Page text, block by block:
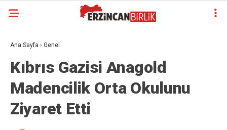
Ana Sayfa › Genel
Kıbrıs Gazisi Anagold
Madencilik Orta Okulunu
Ziyaret Etti